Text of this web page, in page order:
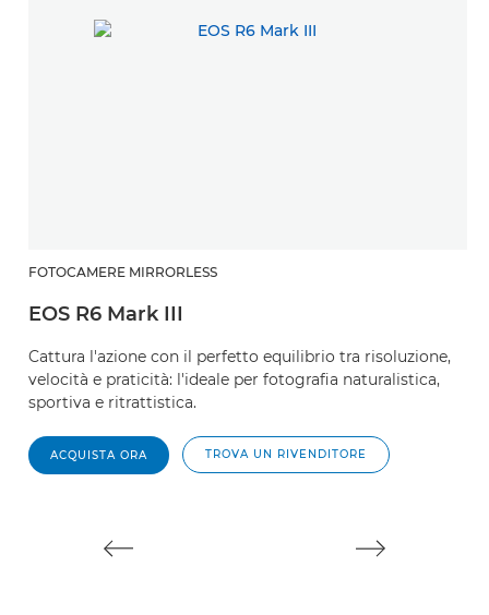
FOTOCAMERE MIRRORLESS
EOS R6 Mark III
Cattura l'azione con il perfetto equilibrio tra risoluzione,
velocità e praticità: l'ideale per fotografia naturalistica,
sportiva e ritrattistica.
ACQUISTA ORA TROVA UN RIVENDITORE